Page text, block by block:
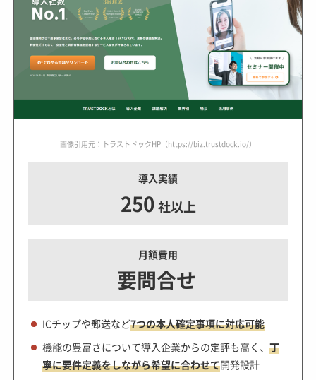
画像引用元：トラストドックHP（https://biz.trustdock.io/）
導入実績
250 社以上
月額費用
要問合せ
ICチップや郵送など7つの本人確定事項に対応可能
機能の豊富さについて導入企業からの定評も高く、 丁
寧に要件定義をしながら希望に合わせて開発設計